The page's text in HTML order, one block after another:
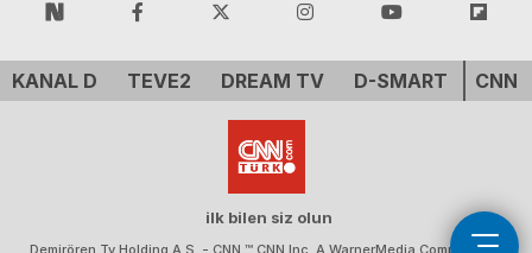
KANAL D TEVE2 DREAM TV D-SMART CNN
ilk bilen siz olun
Demirören Tv Holding A.Ş. - CNN ™ CNN Inc. A WarnerMedia Company. All